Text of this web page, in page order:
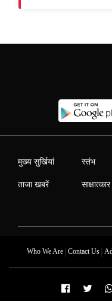
मुख्य सुर्खियां
ताजा खबरें
स्तंभ
साक्षात्कार
Who We Are| Contact Us|